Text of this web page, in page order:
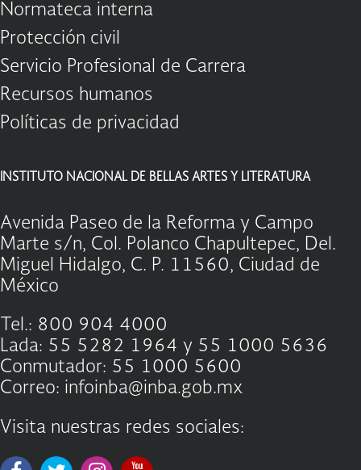
Normateca interna
Protección civil
Servicio Profesional de Carrera
Recursos humanos
Políticas de privacidad
INSTITUTO NACIONAL DE BELLAS ARTES Y LITERATURA
Avenida Paseo de la Reforma y Campo
Marte s/n, Col. Polanco Chapultepec, Del.
Miguel Hidalgo, C. P. 11560, Ciudad de
México
Tel.: 800 904 4000
Lada: 55 5282 1964 y 55 1000 5636
Conmutador: 55 1000 5600
Correo: infoinba@inba.gob.mx
Visita nuestras redes sociales: